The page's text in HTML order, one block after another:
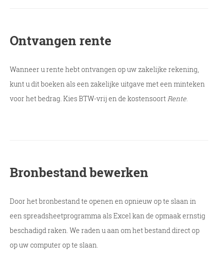
Ontvangen rente
Wanneer u rente hebt ontvangen op uw zakelijke rekening,
kunt u dit boeken als een zakelijke uitgave met een minteken
voor het bedrag. Kies BTW-vrij en de kostensoortRente.
Bronbestand bewerken
Door het bronbestand te openen en opnieuw op te slaan in
een spreadsheetprogramma als Excel kan de opmaak ernstig
beschadigd raken. We raden u aan om het bestand direct op
op uw computer op te slaan.